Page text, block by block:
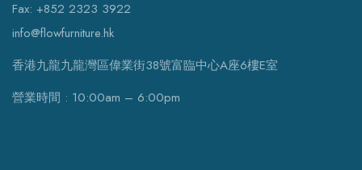
Fax: +852 2323 3922
info@flowfurniture.hk
香港九龍九龍灣區偉業街38號富臨中心A座6樓E室
營業時間 : 10:00am – 6:00pm